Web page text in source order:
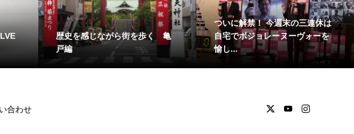
歴史を感じながら街を歩く 亀
戸編
ついに解禁！ 今週末の三連休は
自宅でボジョレーヌーヴォーを
愉し...
合わせ